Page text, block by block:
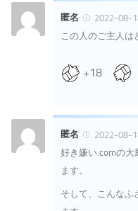
匿名
2022-08-
この人のご主人は
+18
匿名
2022-08-
好き嫌い.comの大
ます。
そして、こんなふ